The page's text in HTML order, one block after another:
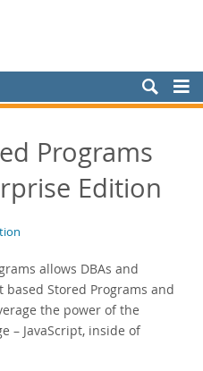
Programs
Edition
allows DBAs and
based Stored Programs and
the power of the
– JavaScript, inside of